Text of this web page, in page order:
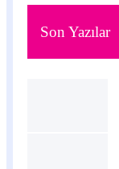
Son Yazılar